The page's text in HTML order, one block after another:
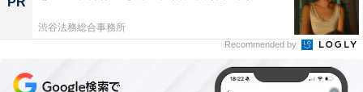
渋谷法務総合事務所
Recommended by